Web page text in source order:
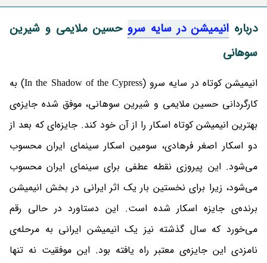
درباره انیمیشن در سایه سرو حسین ملایمی و شیرین
سوهانی
انیمیشن کوتاه در سایه سرو (In the Shadow of the Cypress) به
کارگردانی حسین ملایمی و شیرین سوهانی، موفق شده جایزه‌ی
بهترین انیمیشن کوتاه اسکار را از آن خود کند. جایزه‌ای که بعد از
دو اسکار اصغر فرهادی، سومین اسکار سینمای ایران محسوب
می‌شود. این پیروزی نقطه عطفی برای سینمای ایران محسوب
می‌شود، زیرا برای نخستین بار یک اثر ایرانی در بخش انیمیشن
برنده‌ی جایزه اسکار شده است. این دستاورد در حالی رقم
می‌خورد که سال گذشته نیز یک انیمیشن ایرانی به مرحله‌ی
نامزدی این جایزه‌ی معتبر راه یافته بود. این موفقیت نه تنها